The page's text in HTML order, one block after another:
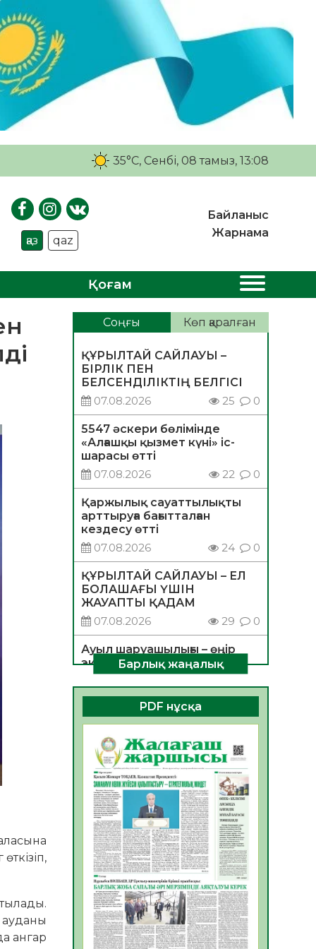
35°C, Сенбі, 08 тамыз, 13:08
қаз qaz
Байланыс
Жарнама
Қоғам
ангар
Соңғы Көп қаралған
ҚҰРЫЛТАЙ САЙЛАУЫ –
БІРЛІК ПЕН
БЕЛСЕНДІЛІКТІҢ БЕЛГІСІ
07.08.2026
25 0
5547 әскери бөлімінде
«Алғашқы қызмет күні» іс-
шарасы өтті
07.08.2026
22 0
Қаржылық сауаттылықты
арттыруға бағытталған
кездесу өтті
07.08.2026
24 0
ҚҰРЫЛТАЙ САЙЛАУЫ – ЕЛ
БОЛАШАҒЫ ҮШІН
ЖАУАПТЫ ҚАДАМ
07.08.2026
29 0
Ауыл шаруашылығы – өңір
экономикасының негізгі
тірегі
06.08.2026
38 0
ҚОҒАМДЫҚ БЕЛСЕНДІЛІК –
ЕЛ ДАМУЫНЫҢ НЕГІЗІ
06.08.2026
35
ҚҰРЫЛТАЙ САЙЛАУЫ –
БОЛАШАҚҚА БАСТАР
ЖАУАПТЫ ТАҢДАУ
06.08.2026
37
Инфекциялық ауруларға
қарсы иммундау
жұмыстарының тиімділігі
06.08.2026
39
Көкжөтел ауруы туралы
Барлық жаңалық
PDF нұсқа